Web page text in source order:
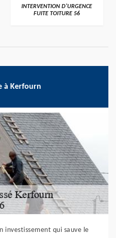
>
INTERVENTION D'URGENCE
FUITE TOITURE 56
à Kerfourn
investissement qui sauve le